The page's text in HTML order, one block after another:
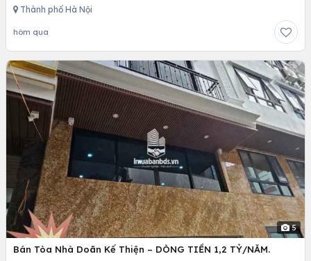
Thành phố Hà Nội
hôm qua
5
Bán Tòa Nhà Doãn Kế Thiện – DÒNG TIỀN 1,2 TỶ/NĂM.